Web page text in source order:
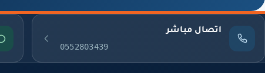
اتصال مباشر
0552803439